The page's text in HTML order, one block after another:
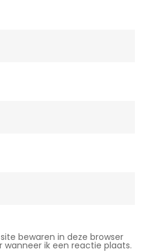
bewaren in deze browser
wanneer ik een reactie plaats.